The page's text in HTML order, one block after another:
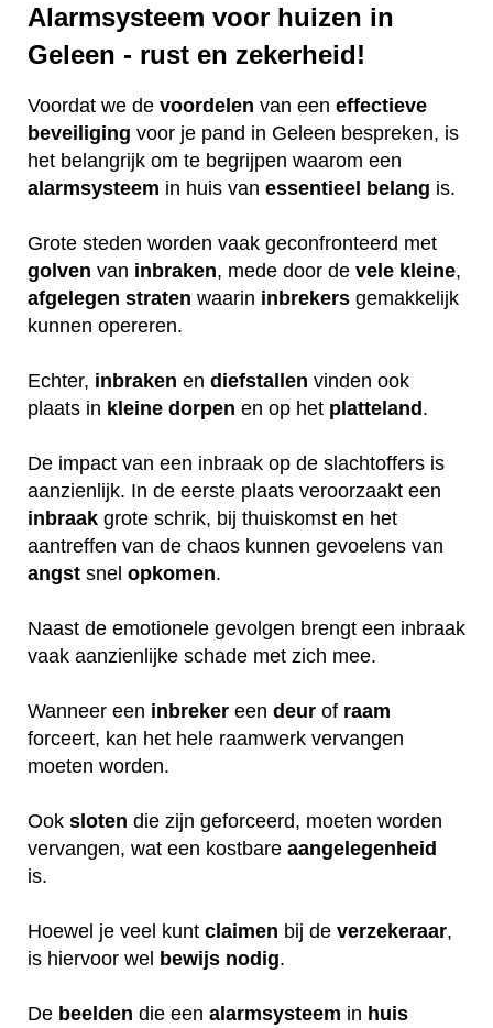
Alarmsysteem voor huizen in
Geleen - rust en zekerheid!
Voordat we de voordelen van een effectieve
beveiliging voor je pand in Geleen bespreken, is
het belangrijk om te begrijpen waarom een
alarmsysteem in huis van essentieel belang is.
Grote steden worden vaak geconfronteerd met
golven van inbraken, mede door de vele kleine,
afgelegen straten waarin inbrekers gemakkelijk
kunnen opereren.
Echter, inbraken en diefstallen vinden ook
plaats in kleine dorpen en op het platteland.
De impact van een inbraak op de slachtoffers is
aanzienlijk. In de eerste plaats veroorzaakt een
inbraak grote schrik, bij thuiskomst en het
aantreffen van de chaos kunnen gevoelens van
angst snel opkomen.
Naast de emotionele gevolgen brengt een inbraak
vaak aanzienlijke schade met zich mee.
Wanneer een inbreker een deur of raam
forceert, kan het hele raamwerk vervangen
moeten worden.
Ook sloten die zijn geforceerd, moeten worden
vervangen, wat een kostbare aangelegenheid
is.
Hoewel je veel kunt claimen bij de verzekeraar,
is hiervoor wel bewijs nodig.
De beelden die een alarmsysteem in huis